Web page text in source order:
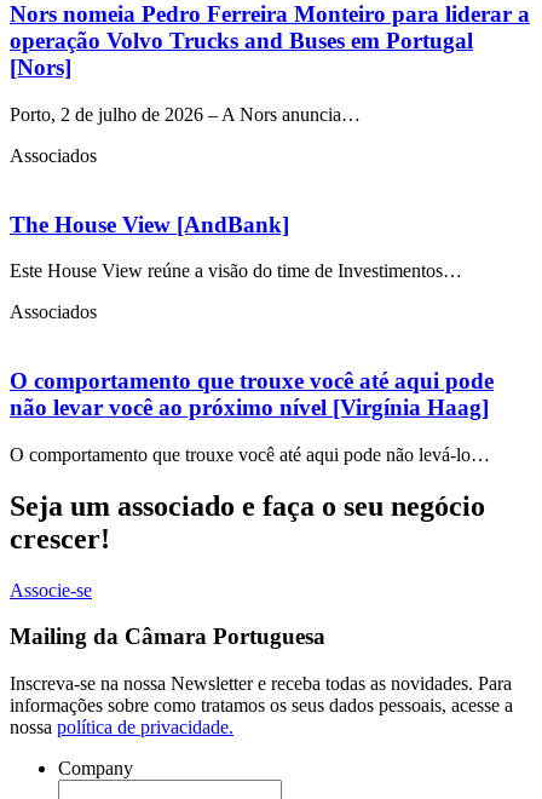
Nors nomeia Pedro Ferreira Monteiro para liderar a
operação Volvo Trucks and Buses em Portugal
[Nors]
Porto, 2 de julho de 2026 – A Nors anuncia…
Associados
The House View [AndBank]
Este House View reúne a visão do time de Investimentos…
Associados
O comportamento que trouxe você até aqui pode
não levar você ao próximo nível [Virgínia Haag]
O comportamento que trouxe você até aqui pode não levá-lo…
Seja um associado e faça o seu negócio
crescer!
Associe-se
Mailing da Câmara Portuguesa
Inscreva-se na nossa Newsletter e receba todas as novidades. Para
informações sobre como tratamos os seus dados pessoais, acesse a
nossa política de privacidade.
Company